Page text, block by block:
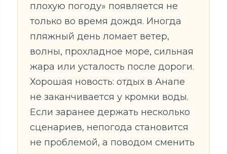
плохую погоду» появляется не
только во время дождя. Иногда
пляжный день ломает ветер,
волны, прохладное море, сильная
жара или усталость после дороги.
Хорошая новость: отдых в Анапе
не заканчивается у кромки воды.
Если заранее держать несколько
сценариев, непогода становится
не проблемой, а поводом сменить